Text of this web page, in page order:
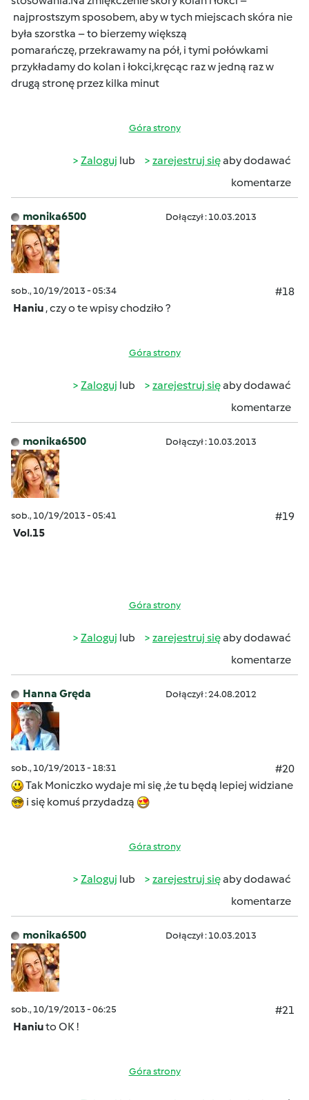
najprostszym sposobem, aby w tych miejscach skóra nie
była szorstka – to bierzemy większą
pomarańczę, przekrawamy na pół, i tymi połówkami
przykładamy do kolan i łokci,kręcąc raz w jedną raz w
drugą stronę przez kilka minut
Góra strony
Zaloguj lub zarejestruj sięaby dodawać
komentarze
monika6500 Dołączył : 10.03.2013
sob., 10/19/2013 - 05:34
#18
Haniu , czy o te wpisy chodziło ?
Góra strony
Zaloguj lub zarejestruj sięaby dodawać
komentarze
monika6500 Dołączył : 10.03.2013
sob., 10/19/2013 - 05:41
#19
Vol.15
Góra strony
Zaloguj lub zarejestruj sięaby dodawać
komentarze
Hanna Gręda Dołączył : 24.08.2012
sob., 10/19/2013 - 18:31
#20
Tak Moniczko wydaje mi się ,że tu będą lepiej widziane
i się komuś przydadzą
Góra strony
Zaloguj lub zarejestruj sięaby dodawać
komentarze
monika6500 Dołączył : 10.03.2013
sob., 10/19/2013 - 06:25
#21
Haniuto OK !
Góra strony